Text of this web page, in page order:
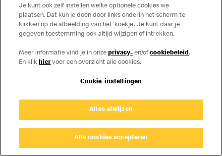
Je kunt ook zelf instellen welke optionele cookies we
plaatsen. Dat kun je doen door links onderin het scherm te
klikken op de afbeelding van het ‘koekje’. Je kunt daar je
gegeven toestemming ook altijd wijzigen of intrekken.
Meer informatie vind je in onzeprivacy- en/ofcookiebeleid.
En klikhier voor een overzicht alle cookies.
Cookie-instellingen
Alles afwijzen
Alle cookies accepteren